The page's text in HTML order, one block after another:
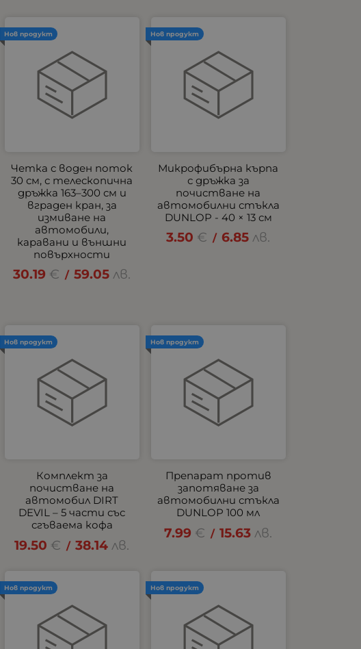
Четка с воден поток
30 см, с телескопична
дръжка 163–300 см и
вграден кран, за
измиване на
автомобили,
каравани и външни
повърхности
30.19 € / 59.05 лв.
Нов продукт
Микрофибърна кърпа
с дръжка за
почистване на
автомобилни стъкла
DUNLOP - 40 × 13 см
3.50 € / 6.85 лв.
Нов продукт
Комплект за
почистване на
автомобил DIRT
DEVIL – 5 части със
сгъваема кофа
19.50 € / 38.14 лв.
Нов продукт
Препарат против
запотяване за
автомобилни стъкла
DUNLOP 100 мл
7.99 € / 15.63 лв.
Нов продукт
Нов продукт Нов продукт